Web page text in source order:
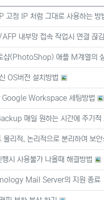
고정 IP 처럼 그대로 사용하는 방
내부망 접속 작업시 연결 끊
샵(PhotoShop) 애플 M계열
OS버전 설치방법
Workspace 세팅방법
매일 원하는 시간에 주기적
물리적, 논리적으로 분리하여 보
시 사용불가 나올때 해결방법
Mail Server의 지원 종료